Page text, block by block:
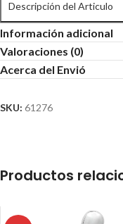
Descripción del Articulo
Información adicional
Valoraciones (0)
Acerca del Envió
SKU: 61276
Productos